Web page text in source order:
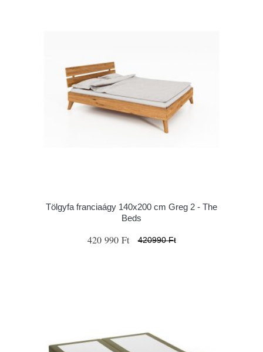
Tölgyfa franciaágy 140x200 cm Greg 2 - The
Beds
420 990 Ft 420990 Ft